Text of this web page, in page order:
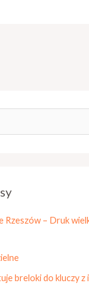
Rzeszów – Druk
breloki do kluczy z